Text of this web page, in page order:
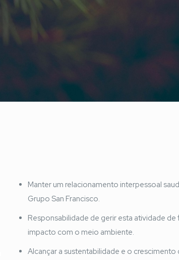
Manter um relacionamento interpessoal
Grupo San Francisco.
Responsabilidade de gerir esta atividade
impacto com o meio ambiente.
Alcançar a sustentabilidade e o